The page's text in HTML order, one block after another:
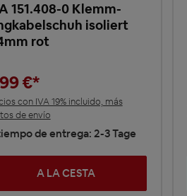
151.408-0 Klemm-
isoliert
rot
€*
con IVA 19% incluido, más
de envío
de entrega: 2-3 Tage
A LA CESTA